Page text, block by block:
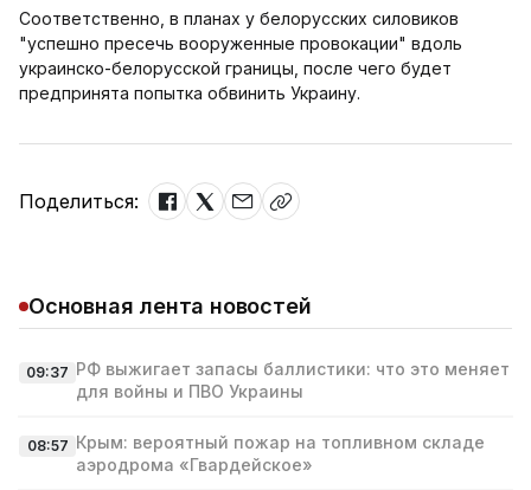
Соответственно, в планах у белорусских силовиков
"успешно пресечь вооруженные провокации" вдоль
украинско-белорусской границы, после чего будет
предпринята попытка обвинить Украину.
Поделиться:
Основная лента новостей
09:37 РФ выжигает запасы баллистики: что это меняет
для войны и ПВО Украины
08:57 Крым: вероятный пожар на топливном складе
аэродрома «Гвардейское»